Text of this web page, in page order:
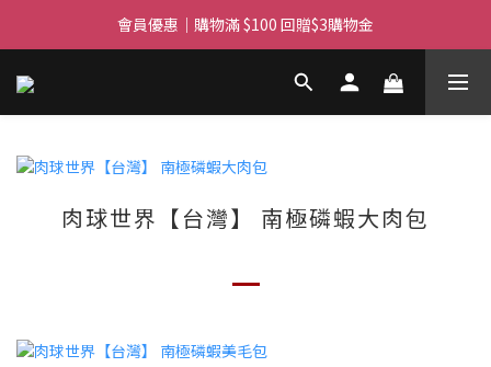
滿$450免費送貨上門 I 滿$350免運 順豐自取
會員優惠｜購物滿 $100 回贈$3購物金
滿$450免費送貨上門 I 滿$350免運 順豐自取
肉球世界【台灣】 南極磷蝦大肉包